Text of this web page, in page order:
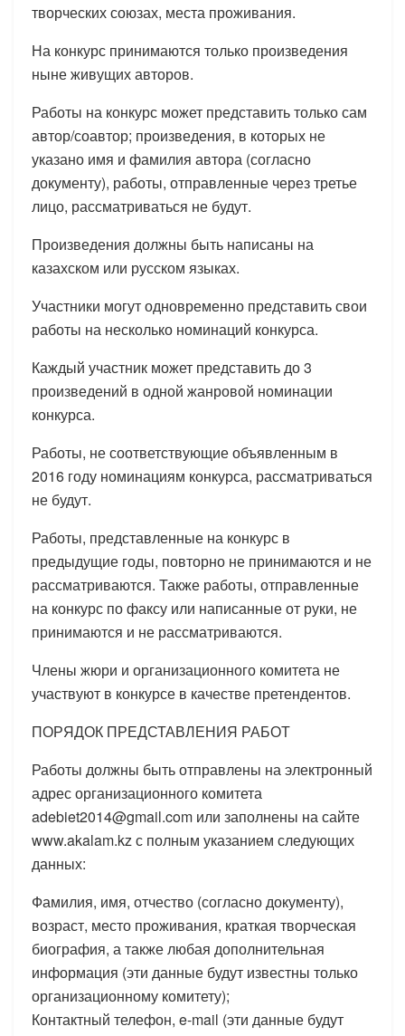
творческих союзах, места проживания.
На конкурс принимаются только произведения
ныне живущих авторов.
Работы на конкурс может представить только сам
автор/соавтор; произведения, в которых не
указано имя и фамилия автора (согласно
документу), работы, отправленные через третье
лицо, рассматриваться не будут.
Произведения должны быть написаны на
казахском или русском языках.
Участники могут одновременно представить свои
работы на несколько номинаций конкурса.
Каждый участник может представить до 3
произведений в одной жанровой номинации
конкурса.
Работы, не соответствующие объявленным в
2016 году номинациям конкурса, рассматриваться
не будут.
Работы, представленные на конкурс в
предыдущие годы, повторно не принимаются и не
рассматриваются. Также работы, отправленные
на конкурс по факсу или написанные от руки, не
принимаются и не рассматриваются.
Члены жюри и организационного комитета не
участвуют в конкурсе в качестве претендентов.
ПОРЯДОК ПРЕДСТАВЛЕНИЯ РАБОТ
Работы должны быть отправлены на электронный
адрес организационного комитета
adebiet2014@gmail.com или заполнены на сайте
www.akalam.kz с полным указанием следующих
данных:
Фамилия, имя, отчество (согласно документу),
возраст, место проживания, краткая творческая
биография, а также любая дополнительная
информация (эти данные будут известны только
организационному комитету);
Контактный телефон, e-mail (эти данные будут